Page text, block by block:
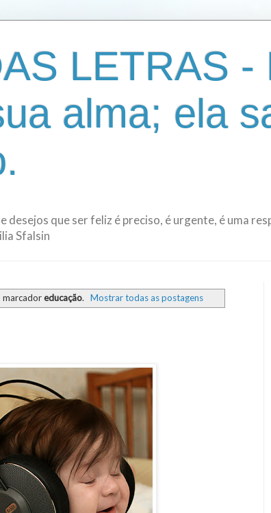
LETRAS -
alma; ela
desejos que ser feliz é preciso, é urgente, é uma
Sfalsin
marcadoreducação. Mostrar todas as postagens